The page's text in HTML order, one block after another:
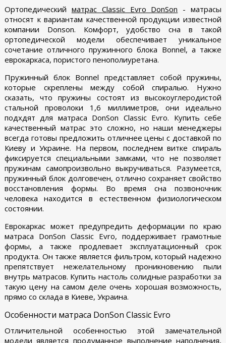
Ортопедический матрас Classic Evro DonSon - матрасы
относят к вариантам качественной продукции известной
компании Donson. Комфорт, удобство сна в такой
ортопедической модели обеспечивает уникальное
сочетание отличного пружинного блока Bonnel, а также
еврокаркаса, пористого пенополиуретана.
Пружинный блок Bonnel представляет собой пружины,
которые скреплены между собой спиралью. Нужно
сказать, что пружины состоят из высокоуглеродистой
стальной проволоки 1,6 миллиметров, они идеально
подхдят для матраса DonSon Classic Evro. Купить себе
качественный матрас это сложно, но наши менеджеры
всегда готовы предложить отличнее цены с доставкой по
Киеву и Украине. На первом, последнем витке спираль
фиксируется специальными замками, что не позволяет
пружинам самопроизвольно выкручиваться. Разумеется,
пружинный блок долговечен, отлично сохраняет свойство
восстановления формы. Во время сна позвоночник
человека находится в естественном физиологическом
состоянии.
Еврокаркас может предупредить деформации по краю
матраса DonSon Classic Evro, поддерживает грамотные
формы, а также продлевает эксплуатационный срок
продукта. Он также является фильтром, который надежно
препятствует нежелательному проникновению пыли
внутрь матрасов. Купить настоль солидные разработки за
такую цену на самом деле очень хорошая возможность,
прямо со склада в Киеве, Украина.
Особенности матраса DonSon Classic Evro
Отличительной особенностью этой замечательной
модели является продуманное выполнение наполнения,